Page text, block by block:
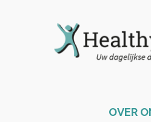
OVER